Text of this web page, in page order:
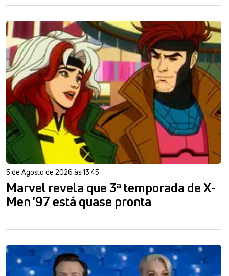
5 de Agosto de 2026 às 13:45
Marvel revela que 3ª temporada de X-
Men '97 está quase pronta